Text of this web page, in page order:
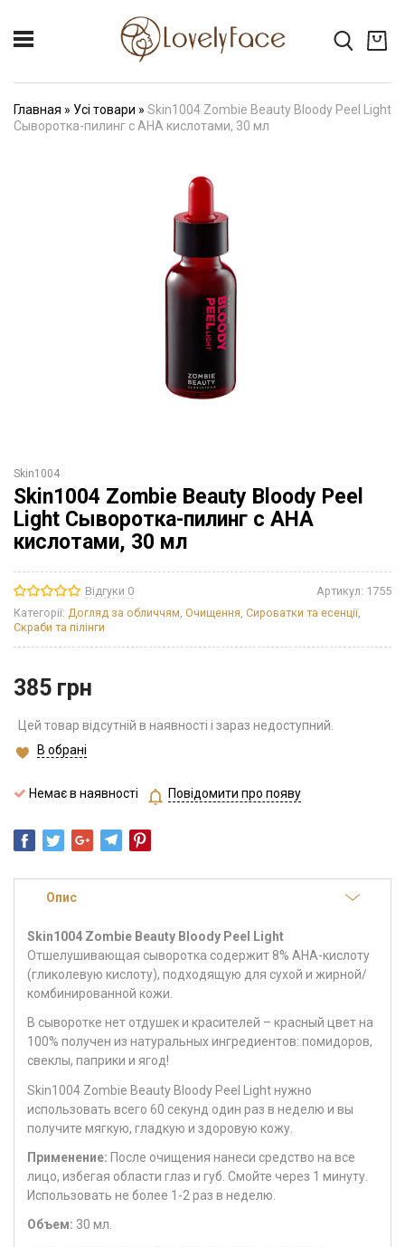
Главная » Усі товари » Skin1004 Zombie Beauty Bloody Peel Light
Сыворотка-пилинг с AHA кислотами, 30 мл
Skin1004
Skin1004 Zombie Beauty Bloody Peel
Light Сыворотка-пилинг с AHA
кислотами, 30 мл
Відгуки 0 Артикул: 1755
Категорії: Догляд за обличчям, Очищення, Сироватки та есенції,
Скраби та пілінги
385 грн
Цей товар відсутній в наявності і зараз недоступний.
В обрані
Немає в наявності Повідомити про появу
Опис
Skin1004 Zombie Beauty Bloody Peel Light
Отшелушивающая сыворотка содержит 8% AHA-кислоту
(гликолевую кислоту), подходящую для сухой и жирной/
комбинированной кожи.
В сыворотке нет отдушек и красителей – красный цвет на
100% получен из натуральных ингредиентов: помидоров,
свеклы, паприки и ягод!
Skin1004 Zombie Beauty Bloody Peel Light нужно
использовать всего 60 секунд один раз в неделю и вы
получите мягкую, гладкую и здоровую кожу.
Применение: После очищения нанеси средство на все
лицо, избегая области глаз и губ. Смойте через 1 минуту.
Использовать не более 1-2 раз в неделю.
Объем: 30 мл.